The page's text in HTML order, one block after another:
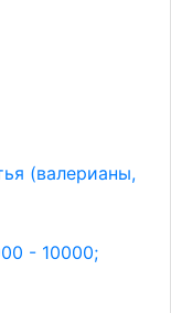
(валерианы,
- 10000;